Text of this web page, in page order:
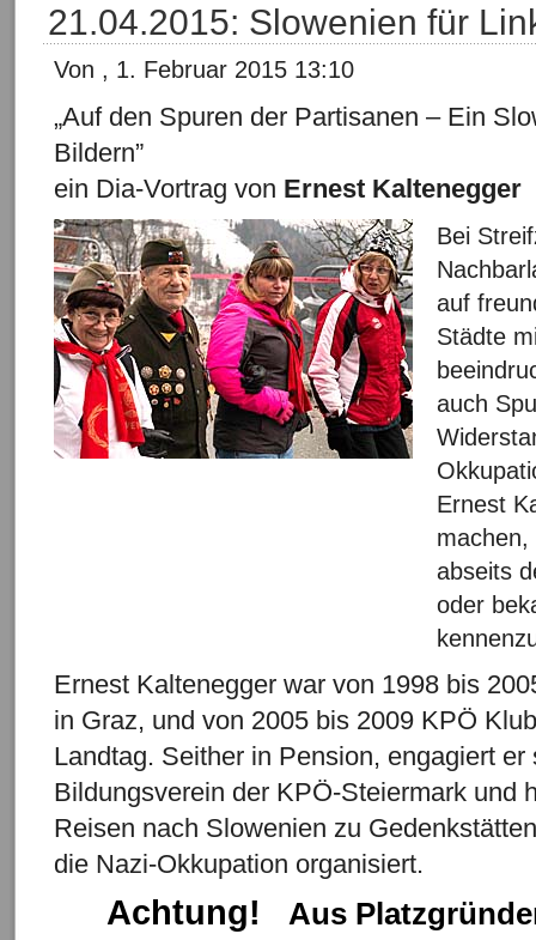
21.04.2015: Slowenien für
Von , 1. Februar 2015 13:10
„Auf den Spuren der Partisanen – Ein
Bildern”
ein Dia-Vortrag von Ernest Kaltenegger
Bei
auf
Städte
auch
Ernest
machen,
abseits
oder
Ernest Kaltenegger war von 1998 bis
in Graz, und von 2005 bis 2009 KPÖ
Landtag. Seither in Pension, engagiert er
Bildungsverein der KPÖ-Steiermark und
Reisen nach Slowenien zu
die Nazi-Okkupation organisiert.
Achtung! Aus